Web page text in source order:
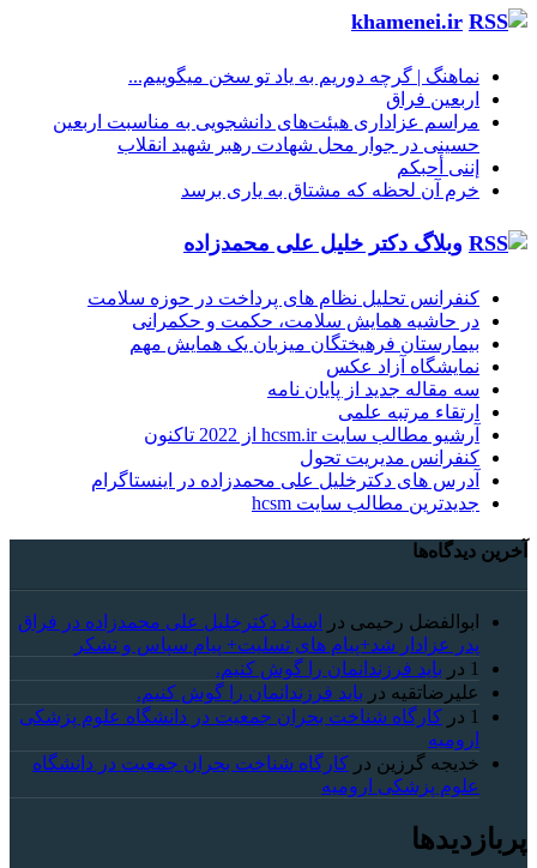
khamenei.ir
نماهنگ |‌ گرچه دوریم به یاد تو سخن میگوییم...
اربعین فراق
مراسم عزاداری هیئت‌های دانشجویی به مناسبت اربعین
حسینی در جوار محل شهادت رهبر شهید انقلاب
إننی أحبکم
خرم آن لحظه که مشتاق به یاری برسد
وبلاگ دکتر خلیل علی محمدزاده
کنفرانس تحلیل نظام های پرداخت در حوزه سلامت
در حاشیه همایش سلامت، حکمت و حکمرانی
بیمارستان فرهیختگان میزبان یک همایش مهم
نمایشگاه آزاد عکس
سه مقاله جدید از پایان نامه
ارتقاء مرتبه علمی
آرشیو مطالب سایت hcsm.ir از 2022 تاکنون
کنفرانس مدیریت تحول
آدرس های دکترخلیل علی محمدزاده در اینستاگرام
جدیدترین مطالب سایت hcsm
آخرین دیدگاه‌ها
ابوالفضل رحیمی در
استاد دکترخلیل علی محمدزاده در فراق
پدر عزادار شد+پیام های تسلیت+ پیام سپاس و تشکر
1 در باید فرزندانمان را گوش کنیم.
علیرضاتقیه در باید فرزندانمان را گوش کنیم.
1 در کارگاه شناخت بحران جمعیت در دانشگاه علوم پزشکی
ارومیه
خديجه گرزین در کارگاه شناخت بحران جمعیت در دانشگاه
علوم پزشکی ارومیه
پربازدیدها